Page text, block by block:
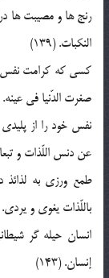
رنج ها و مصيبت ها در
النکبات. (139)
کسي که کرامت نفس
صغرت الدّنيا في عينه.
نفس خود را از
عن دنس اللّذات و
طمع ورزي به لذائذ
باللّذات يغوي و يردي.
انسان حيله گر
إنسان. (143)